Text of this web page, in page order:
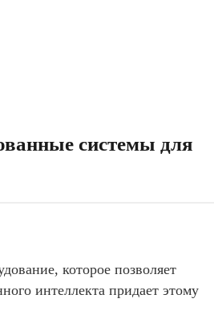
системы для
которое позволяет
интеллекта придает этому